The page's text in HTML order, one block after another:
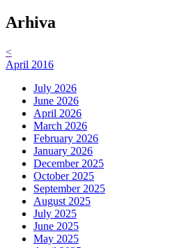
Arhiva
<
April 2016
July 2026
June 2026
April 2026
March 2026
February 2026
January 2026
December 2025
October 2025
September 2025
August 2025
July 2025
June 2025
May 2025